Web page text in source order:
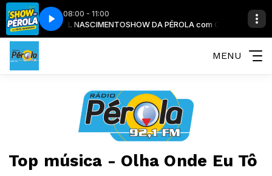
08:00 - 11:00
- GEIZEL NASCIMENTOSHOW DA PÉROLA com O MANINHO -
BLOCO COMERCIAL
MENU
Top música - Olha Onde Eu Tô